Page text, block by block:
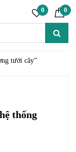
0 0
tưới cây”
thống